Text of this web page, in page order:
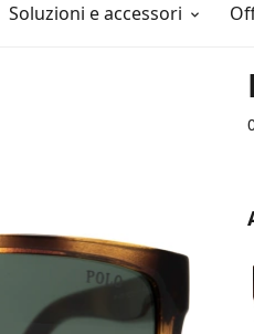
Soluzioni e accessori